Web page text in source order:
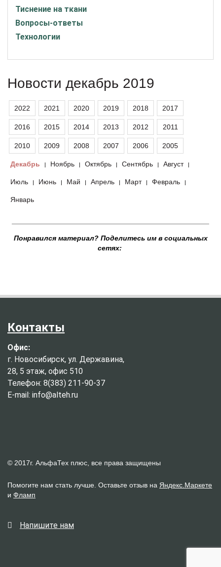
Тиснение на ткани
Вопросы-ответы
Технологии
Новости декабрь 2019
2022 2021 2020 2019 2018 2017
2016 2015 2014 2013 2012 2011
2010 2009 2008 2007 2006 2005
Декабрь | Ноябрь | Октябрь | Сентябрь | Август |
Июль | Июнь | Май | Апрель | Март | Февраль |
Январь
Понравился материал? Поделитесь им в социальных
сетях:
Контакты
Офис:
г. Новосибирск, ул. Державина,
28, 5 этаж, офис 510
Телефон: 8(383) 211-90-37
E-mail: info@alteh.ru
© 2017г. АльфаТех плюс, все права защищены
Помогите нам стать лучше. Оставьте отзыв на Яндекс.Маркете
и Фламп
Напишите нам